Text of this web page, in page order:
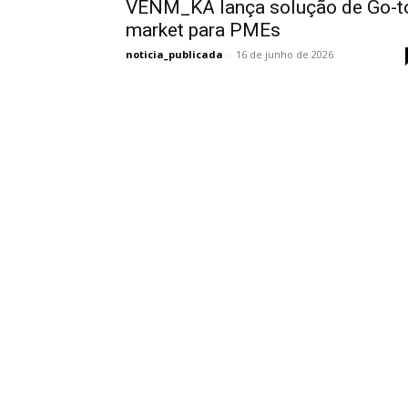
VENM_KA lança solução de Go-
market para PMEs
noticia_publicada - 16 de junho de 2026